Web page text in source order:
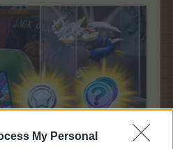
My Personal